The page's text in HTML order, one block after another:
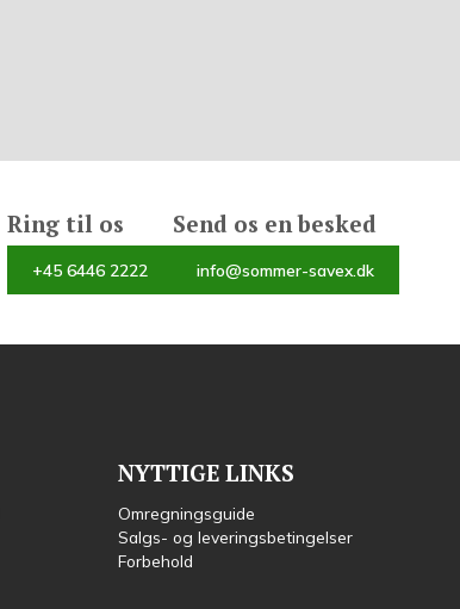
Ring til os
+45 6446 2222
Send os en besked
info@sommer-savex.dk
NYTTIGE LINKS
Omregningsguide
Salgs- og leveringsbetingelser
Forbehold